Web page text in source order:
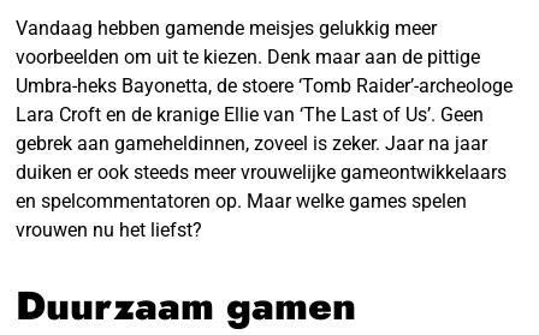
Vandaag hebben gamende meisjes gelukkig meer
voorbeelden om uit te kiezen. Denk maar aan de pittige
Umbra-heks Bayonetta, de stoere ‘Tomb Raider’-archeologe
Lara Croft en de kranige Ellie van ‘The Last of Us’. Geen
gebrek aan gameheldinnen, zoveel is zeker. Jaar na jaar
duiken er ook steeds meer vrouwelijke gameontwikkelaars
en spelcommentatoren op. Maar welke games spelen
vrouwen nu het liefst?
Duurzaam gamen